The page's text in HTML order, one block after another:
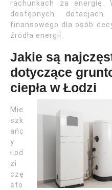
rachunkach za energię.
dostępnych
finansowego dla osób
źródła energii.
Jakie są
dotyczące
ciepła w Łodzi
Mie
szk
ańc
y
Łod
zi
czę
sto